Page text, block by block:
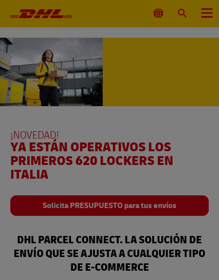
principal
Seleccionar
ubicación
BuscarMenú
¡NOVEDAD!
YA ESTÁN OPERATIVOS LOS
PRIMEROS 620 LOCKERS EN
ITALIA
Solicita PRESUPUESTO para tus envíos
DHL PARCEL CONNECT. LA SOLUCIÓN DE
ENVÍO QUE SE AJUSTA A CUALQUIER TIPO
DE E-COMMERCE